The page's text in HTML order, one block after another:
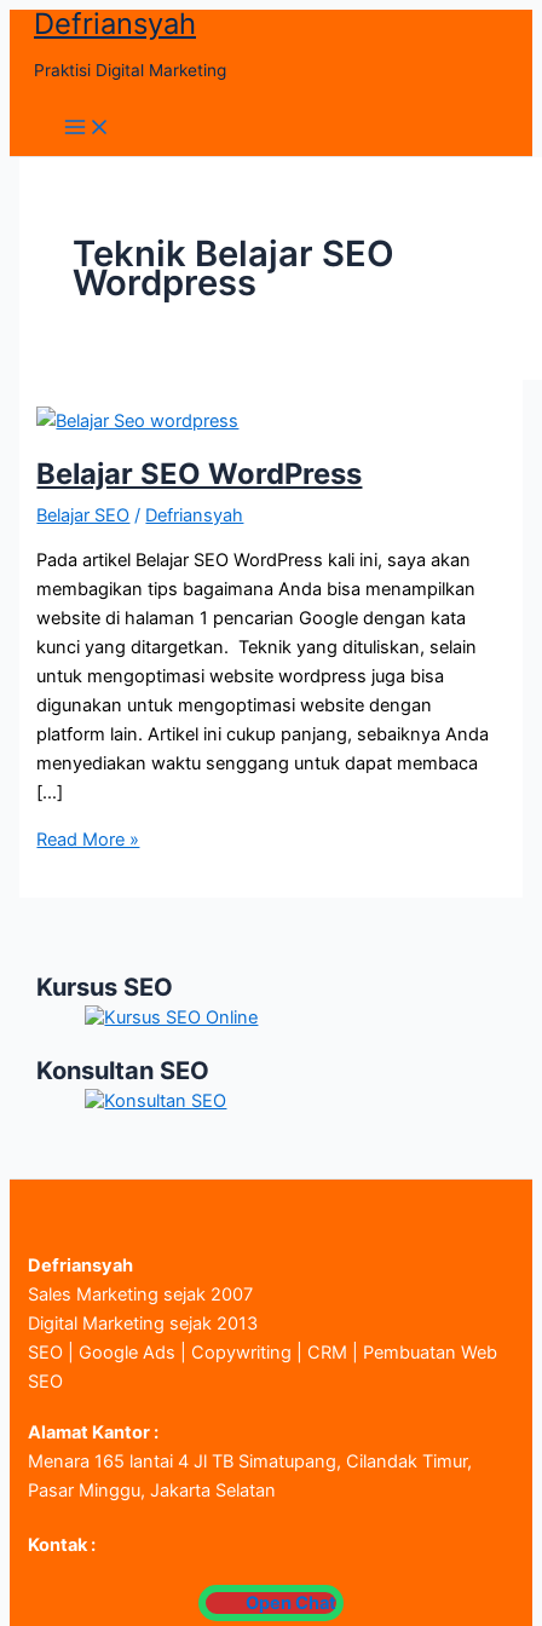
Skip
content
Defriansyah
Praktisi Digital Marketing
Main
Menu
Teknik Belajar SEO
Wordpress
Belajar SEO WordPress
Belajar SEO / Defriansyah
Pada artikel Belajar SEO WordPress kali ini, saya akan
membagikan tips bagaimana Anda bisa menampilkan
website di halaman 1 pencarian Google dengan kata
kunci yang ditargetkan. Teknik yang dituliskan, selain
untuk mengoptimasi website wordpress juga bisa
digunakan untuk mengoptimasi website dengan
platform lain. Artikel ini cukup panjang, sebaiknya Anda
menyediakan waktu senggang untuk dapat membaca
[…]
Belajar
Read More »
Kursus SEO
Konsultan SEO
Defriansyah
Sales Marketing sejak 2007
Digital Marketing sejak 2013
SEO | Google Ads | Copywriting | CRM | Pembuatan Web
SEO
Alamat Kantor :
Menara 165 lantai 4 Jl TB Simatupang, Cilandak Timur,
Pasar Minggu, Jakarta Selatan
Kontak :
Open Chat